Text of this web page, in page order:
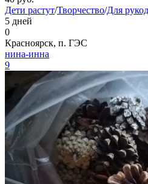
Дети растут/Творчество/Для
5 дней
0
Красноярск, п. ГЭС
нина-инна
9